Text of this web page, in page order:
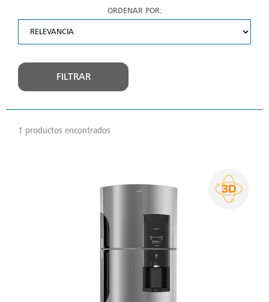
ORDENAR POR:
FILTRAR
1 productos encontrados
MÁS